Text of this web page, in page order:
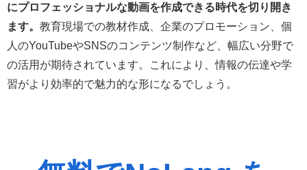
にプロフェッショナルな動画を作成できる時代を切り開き
ます。 教育現場での教材作成、企業のプロモーション、個
人のYouTubeやSNSのコンテンツ制作など、幅広い分野で
の活用が期待されています。これにより、情報の伝達や学
習がより効率的で魅力的な形になるでしょう。